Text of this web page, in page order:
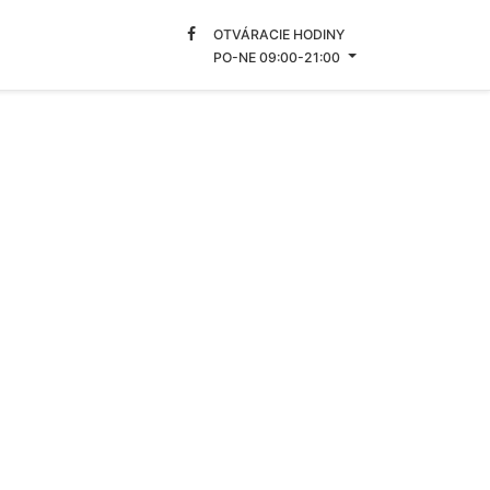
OTVÁRACIE HODINY
PO-NE 09:00-21:00